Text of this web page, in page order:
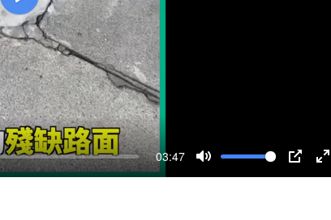
03:47
M
P
E
P
l
a
y